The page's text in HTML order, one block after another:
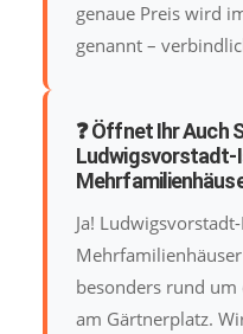
genaue Preis wird
genannt –
❓ Öffnet Ihr Auch
Ludwigsvorstadt-
Ja!
besonders rund um
am Gärtnerplatz.